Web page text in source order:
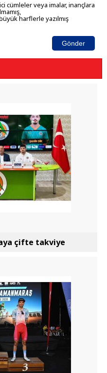
cümleler veya imalar, inançlara
harflerle yazılmış
Gönder
çifte takviye